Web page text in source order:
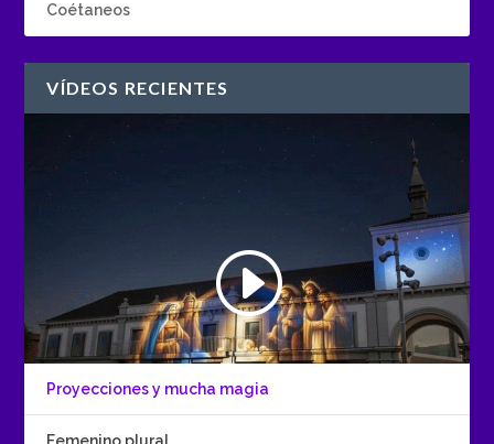
Coétaneos
VÍDEOS RECIENTES
Proyecciones y mucha magia